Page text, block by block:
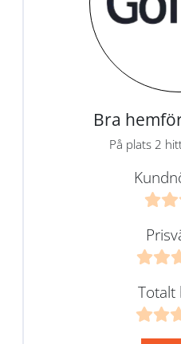
Bra
På plats 2
Totalt